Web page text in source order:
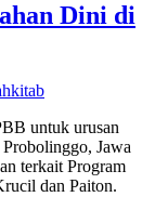
Dini di
untuk urusan
Jawa
terkait Program
dan Paiton.